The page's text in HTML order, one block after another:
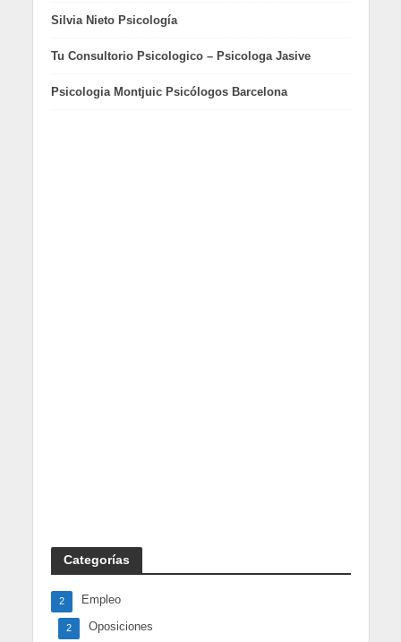
Silvia Nieto Psicología
Tu Consultorio Psicologico – Psicologa Jasive
Psicologia Montjuic Psicólogos Barcelona
Categorías
Empleo
2
Oposiciones
2